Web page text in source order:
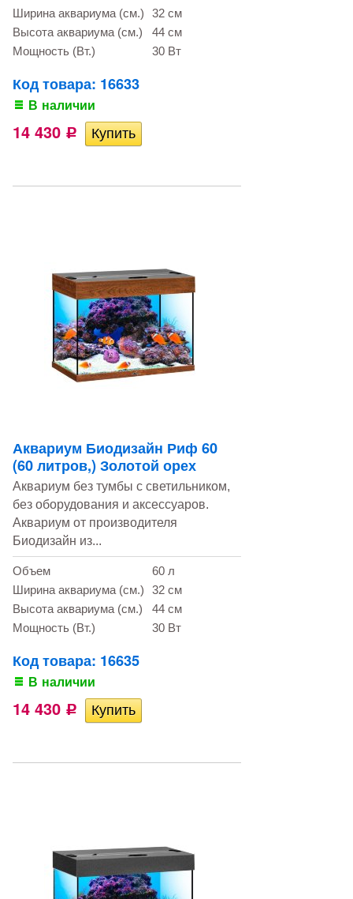
Ширина аквариума (см.)
32 см
Высота аквариума (см.)
44 см
Мощность (Вт.)
30 Вт
Код товара: 16633
В наличии
14 430 Р
Аквариум Биодизайн Риф 60
(60 литров,) Золотой орех
Аквариум без тумбы с светильником,
без оборудования и аксессуаров.
Аквариум от производителя
Биодизайн из...
Объем
60 л
Ширина аквариума (см.)
32 см
Высота аквариума (см.)
44 см
Мощность (Вт.)
30 Вт
Код товара: 16635
В наличии
14 430 Р